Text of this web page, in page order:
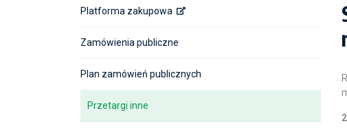
Platforma zakupowa
Zamówienia publiczne
Plan zamówień publicznych
Przetargi inne